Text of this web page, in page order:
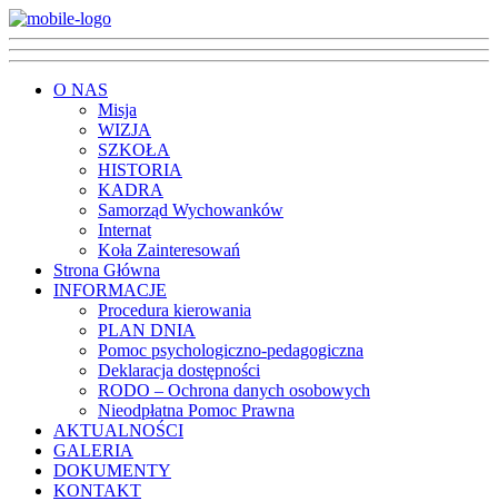
O NAS
Misja
WIZJA
SZKOŁA
HISTORIA
KADRA
Samorząd Wychowanków
Internat
Koła Zainteresowań
Strona Główna
INFORMACJE
Procedura kierowania
PLAN DNIA
Pomoc psychologiczno-pedagogiczna
Deklaracja dostępności
RODO – Ochrona danych osobowych
Nieodpłatna Pomoc Prawna
AKTUALNOŚCI
GALERIA
DOKUMENTY
KONTAKT